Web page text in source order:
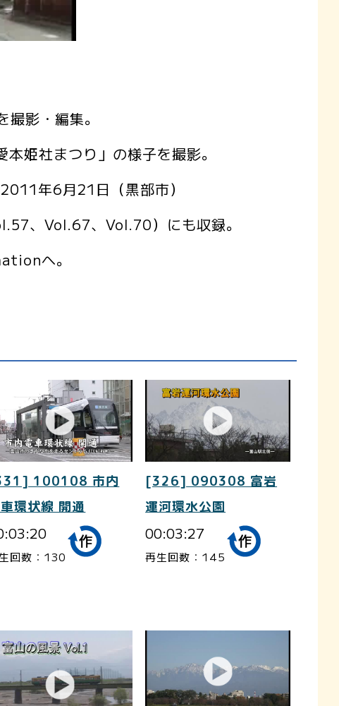
影・編集。
姫社まつり」の様子を撮影。
年6月21日（黒部市）
、Vol.67、Vol.70）にも収録。
へ。
100108 市内
環状線 開通
回数：130
[326] 090308 富岩
運河環水公園
00:03:27
再生回数：145